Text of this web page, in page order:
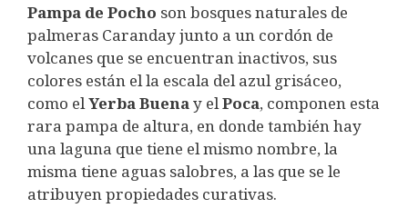
Pampa de Pocho son bosques naturales de
palmeras Caranday junto a un cordón de
volcanes que se encuentran inactivos, sus
colores están el la escala del azul grisáceo,
como el Yerba Buena y el Poca, componen esta
rara pampa de altura, en donde también hay
una laguna que tiene el mismo nombre, la
misma tiene aguas salobres, a las que se le
atribuyen propiedades curativas.